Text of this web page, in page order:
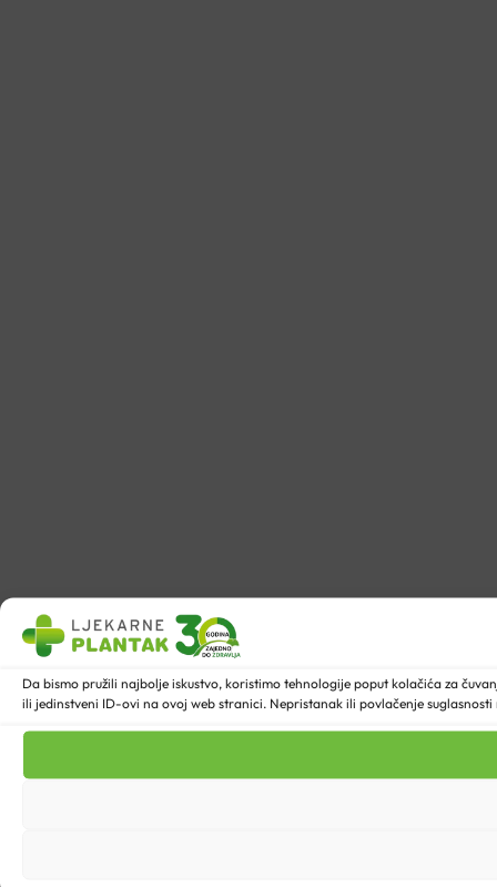
Da bismo pružili najbolje iskustvo, koristimo tehnologije poput kolačića za
ili jedinstveni ID-ovi na ovoj web stranici. Nepristanak ili povlačenje